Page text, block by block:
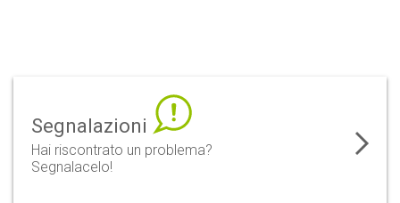
Segnalazioni
Hai riscontrato un problema?
Segnalacelo!